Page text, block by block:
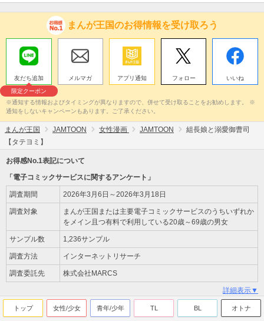
まんが王国のお得情報を受け取ろう
友だち追加
限定クーポン
メルマガ アプリ通知 フォロー いいね
※通知する情報およびタイミングが異なりますので、併せて受け取ることをお勧めします。 ※
通知をしないキャンペーンもあります。ご了承ください。
まんが王国 JAMTOON 女性漫画 JAMTOON
組長娘と溺愛御曹司
【タテヨミ】
お得感No.1表記について
「電子コミックサービスに関するアンケート」
調査期間 2026年3月6日～2026年3月18日
調査対象
まんが王国または主要電子コミックサービスのうちいずれか
をメイン且つ有料で利用している20歳～69歳の男女
サンプル数 1,236サンプル
調査方法 インターネットリサーチ
調査委託先 株式会社MARCS
詳細表示▼
トップ 女性/少女 青年/少年 TL BL オトナ